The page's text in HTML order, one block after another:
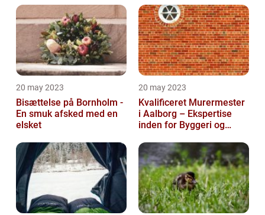
20 may 2023
Bisættelse på Bornholm -
En smuk afsked med en
elsket
20 may 2023
Kvalificeret Murermester
i Aalborg – Ekspertise
inden for Byggeri og